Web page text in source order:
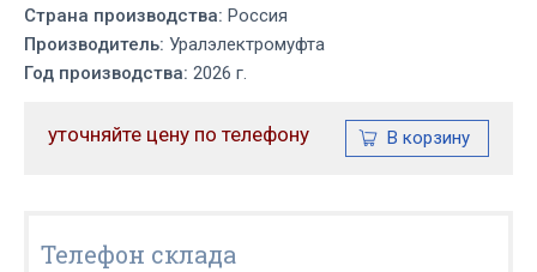
Страна производства: Россия
Производитель: Уралэлектромуфта
Год производства: 2026 г.
уточняйте цену по телефону
Телефон склада